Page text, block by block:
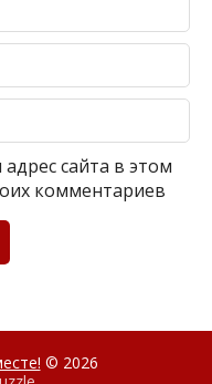
сайта в этом
комментариев
© 2026